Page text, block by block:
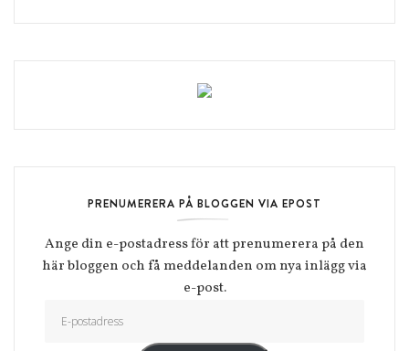
PRENUMERERA PÅ BLOGGEN VIA EPOST
Ange din e-postadress för att prenumerera på den
här bloggen och få meddelanden om nya inlägg via
e-post.